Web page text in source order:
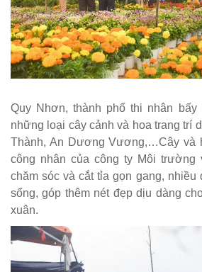
Quy Nhơn, thành phố thi nhân
những loại cây cảnh và hoa trang trí
Thành, An Dương Vương,…Cây và
công nhân của công ty Môi trường
chăm sóc và cắt tỉa gọn gang, nhiều
sống, góp thêm nét đẹp dịu dàng
xuân.